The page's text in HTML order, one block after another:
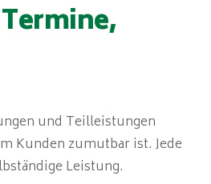
und Teilleistungen
Kunden zumutbar ist. Jede
Leistung.